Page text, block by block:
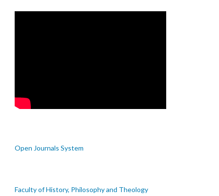
Open Journals System
Faculty of History, Philosophy and Theology